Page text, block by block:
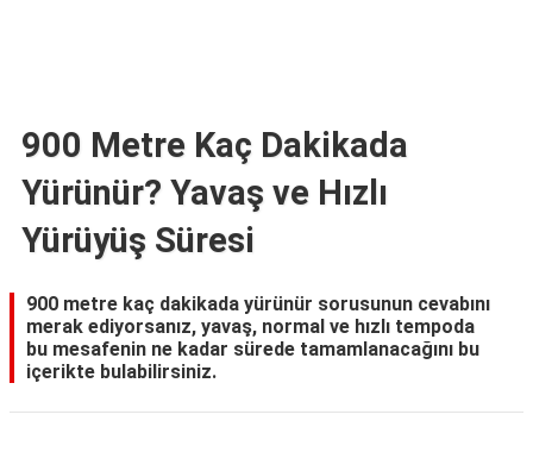
900 Metre Kaç Dakikada
Yürünür? Yavaş ve Hızlı
Yürüyüş Süresi
900 metre kaç dakikada yürünür sorusunun cevabını
merak ediyorsanız, yavaş, normal ve hızlı tempoda
bu mesafenin ne kadar sürede tamamlanacağını bu
içerikte bulabilirsiniz.